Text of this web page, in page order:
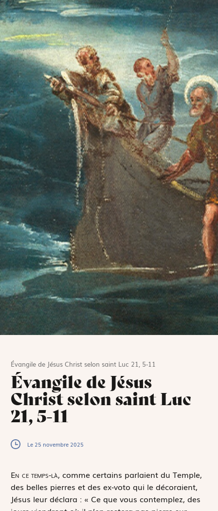
Évangile de Jésus Christ selon saint Luc 21, 5-11
Évangile de Jésus
Christ selon saint Luc
21, 5-11
Le 25 novembre 2025
En ce temps-là, comme certains parlaient du Temple,
des belles pierres et des ex-voto qui le décoraient,
Jésus leur déclara : « Ce que vous contemplez, des